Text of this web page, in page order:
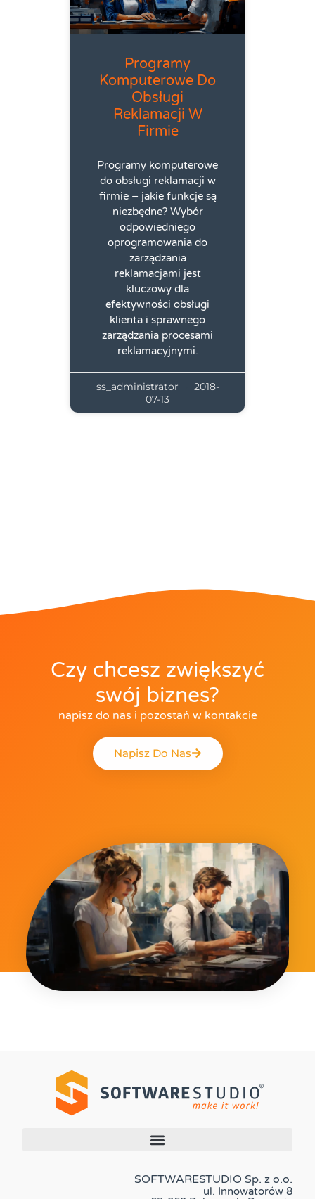
Programy
Komputerowe Do
Obsługi
Reklamacji W
Firmie
Programy komputerowe
do obsługi reklamacji w
firmie – jakie funkcje są
niezbędne? Wybór
odpowiedniego
oprogramowania do
zarządzania
reklamacjami jest
kluczowy dla
efektywności obsługi
klienta i sprawnego
zarządzania procesami
reklamacyjnymi.
ss_administrator
2018-
07-13
Czy chcesz zwiększyć
swój biznes?
napisz do nas i pozostań w kontakcie
Napisz Do Nas
SOFTWARESTUDIO Sp. z o.o.
ul. Innowatorów 8